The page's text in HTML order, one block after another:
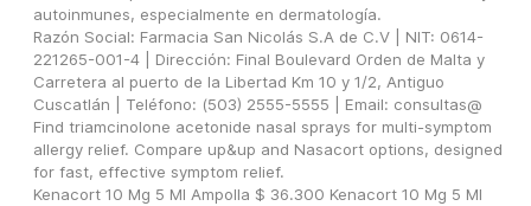
autoinmunes, especialmente en dermatología.
Razón Social: Farmacia San Nicolás S.A de C.V | NIT: 0614-
221265-001-4 | Dirección: Final Boulevard Orden de Malta y
Carretera al puerto de la Libertad Km 10 y 1/2, Antiguo
Cuscatlán | Teléfono: (503) 2555-5555 | Email: consultas@
Find triamcinolone acetonide nasal sprays for multi-symptom
allergy relief. Compare up&up and Nasacort options, designed
for fast, effective symptom relief.
Kenacort 10 Mg 5 Ml Ampolla $ 36.300 Kenacort 10 Mg 5 Ml